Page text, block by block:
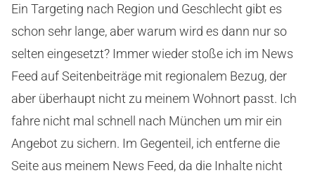
Ein Targeting nach Region und Geschlecht gibt es
schon sehr lange, aber warum wird es dann nur so
selten eingesetzt? Immer wieder stoße ich im News
Feed auf Seitenbeiträge mit regionalem Bezug, der
aber überhaupt nicht zu meinem Wohnort passt. Ich
fahre nicht mal schnell nach München um mir ein
Angebot zu sichern. Im Gegenteil, ich entferne die
Seite aus meinem News Feed, da die Inhalte nicht